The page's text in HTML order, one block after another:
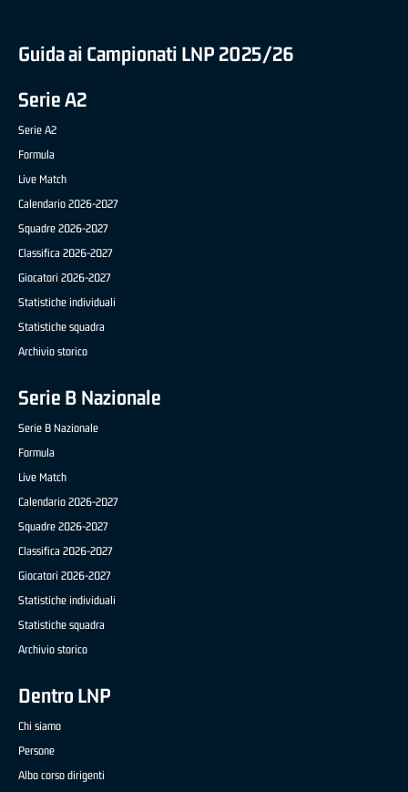
Guida ai Campionati LNP 2025/26
Serie A2
Serie A2
Formula
Live Match
Calendario 2026-2027
Squadre 2026-2027
Classifica 2026-2027
Giocatori 2026-2027
Statistiche individuali
Statistiche squadra
Archivio storico
Serie B Nazionale
Serie B Nazionale
Formula
Live Match
Calendario 2026-2027
Squadre 2026-2027
Classifica 2026-2027
Giocatori 2026-2027
Statistiche individuali
Statistiche squadra
Archivio storico
Dentro LNP
Chi siamo
Persone
Albo corso dirigenti